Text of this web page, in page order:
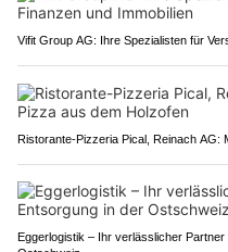
Vifit Group AG: Ihre Spezialisten für
Ristorante-Pizzeria Pical, Reinach AG:
Eggerlogistik – Ihr verlässlicher